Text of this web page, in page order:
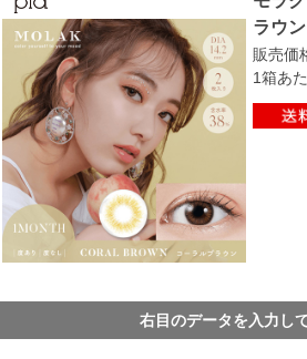
ラウ
販売価
1箱あ
右目のデータを入力し